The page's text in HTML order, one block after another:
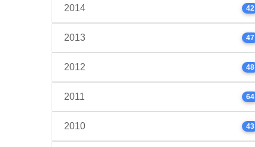
2014 42
2013 47
2012 48
2011 64
2010 43